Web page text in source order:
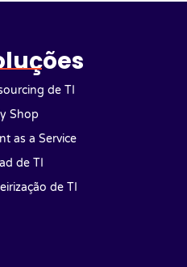
de TI
Shop
as a Service
de TI
de TI